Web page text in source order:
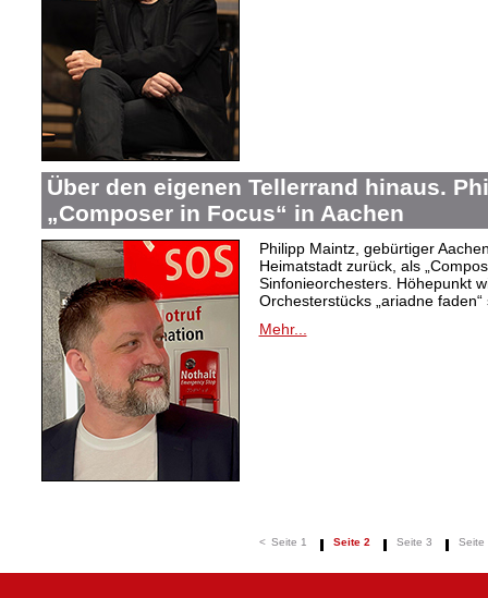
Über den eigenen Tellerrand hinaus.
„Composer in Focus“ in Aachen
Philipp Maintz, gebürtiger
Heimatstadt zurück, als
Sinfonieorchesters. Höhepunkt
Orchesterstücks „ariadne faden“
Mehr...
< Seite 1 Seite 2 Seite 3 Seite